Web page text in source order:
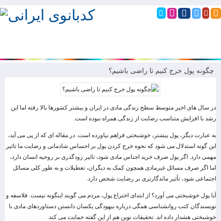
چگونه پول خرج کنیم تا راضی باشیم؟
در سال های اخیر متوسط سطح زندگی مادی در ایران و بیشتر کشورها بالا رفته اما این
رشد با افزایش متناسب رضایت از زندگی همراه نبوده است.
به عبارت دیگر، پول بیشتر، خوشبختی فراهم نیاورده است. در مقاله ای که از پی می آید،
این گونه استدلال می شود که نحوه خرج کردن پول بر احساس شادمانی و رضایت ما تاثیر
مهمی دارد. اگر پول صرف خرید اجناس مادی شود، تاثیر زودگذری بر روحیه انسان دارد،
اما اگر صرف مسائل غیرمادی همچون کمک به دیگران، تعطیلات و به طور کلی مسائل
اجتماعی شود، تأثیر ماندگارتری بر رضایت شخص دارد.
آیا پول خوشبختی می آورد؟ از ابتدای اختراع پول، مردم می گویند اینگونه نیست. فلاسفه و
نویسندگان کتب روانشناسی همگی درباره بیهودگی یکسان دانستن دستاوردهای مادی با
خوشبختی هشدار داده اند. تحقیقات نوین هم از این گفته حمایت می کند.